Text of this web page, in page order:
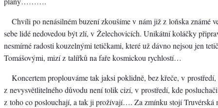
Chvíli po nenásilném buzení zkoušíme v nám již z loňska známé
sebe lidé nedovedou být zlí, v Želechovicích. Unikátní koláčky
nesmírné radosti kouzelnými tetičkami, které už dávno nejsou jen
Tomášovými, mizí z talířků na faře kosmickou rychlostí…
Koncertem proplouváme tak jaksi poklidně, bez křeče, v prostředí,
z nevysvětlitelného důvodu není tolik cizí, v prostředí, kde
z toho co poslouchají, a tak ji prožívají…. Za zmínku stojí Truvérská